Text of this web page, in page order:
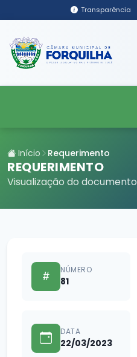
Transparência
Início Requerimento
REQUERIMENTO
Visualização do documento
NÚMERO
81
DATA
22/03/2023